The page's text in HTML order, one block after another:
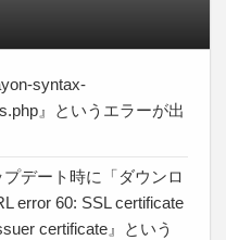
syntax-
』というエラーが出
デート時に「ダウンロ
error 60: SSL certificate
certificate』という